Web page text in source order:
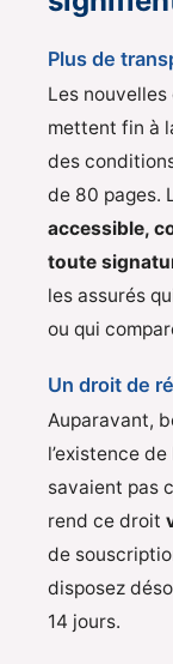
Plus de
Les
mettent fin à
des
de 80 pages.
accessible,
toute
les assurés
ou qui
Un droit de
Auparavant,
l’existence
savaient pas
rend ce droit
de
disposez
14 jours.